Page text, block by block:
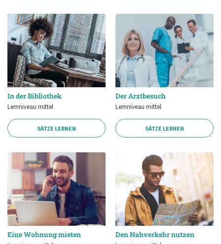
In der Bibliothek
Lernniveau mittel
SÄTZE LERNEN
Der Arztbesuch
Lernniveau mittel
SÄTZE LERNEN
Eine Wohnung mieten Den Nahverkehr nutzen